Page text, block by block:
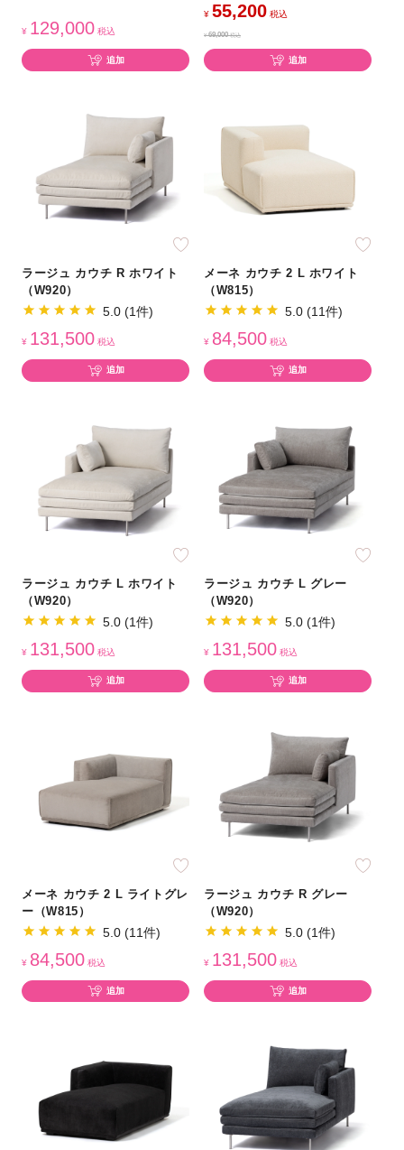
¥ 129,000 税込
追加
¥ 55,200 税込
¥69,000税込
追加
ラージュ カウチ R ホワイト
（W920）
5.0 (1件)
¥ 131,500 税込
追加
メーネ カウチ 2 L ホワイト
（W815）
5.0 (11件)
¥ 84,500 税込
追加
ラージュ カウチ L ホワイト
（W920）
5.0 (1件)
¥ 131,500 税込
追加
ラージュ カウチ L グレー
（W920）
5.0 (1件)
¥ 131,500 税込
追加
メーネ カウチ 2 L ライトグレ
ー（W815）
5.0 (11件)
¥ 84,500 税込
追加
ラージュ カウチ R グレー
（W920）
5.0 (1件)
¥ 131,500 税込
追加